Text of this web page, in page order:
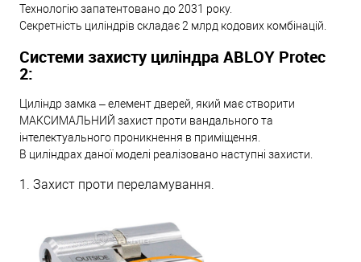
Технологію запатентовано до 2031 року.
Секретність циліндрів складає 2 млрд кодових комбінацій.
Системи захисту циліндра ABLOY Protec
2:
Циліндр замка – елемент дверей, який має створити
МАКСИМАЛЬНИЙ захист проти вандального та
інтелектуального проникнення в приміщення.
В циліндрах даної моделі реалізовано наступні захисти.
1. Захист проти переламування.